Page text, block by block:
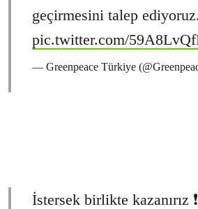
geçirmesini talep
pic.twitter.com/
— Greenpeace Türkiye
İstersek birlikte kazanırız